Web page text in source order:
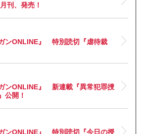
刊、発売！
ンONLINE』 特別読切『虐待裁
ンONLINE』 新連載『異常犯罪捜
公開！
ンONLINE』 特別読切『今日の授